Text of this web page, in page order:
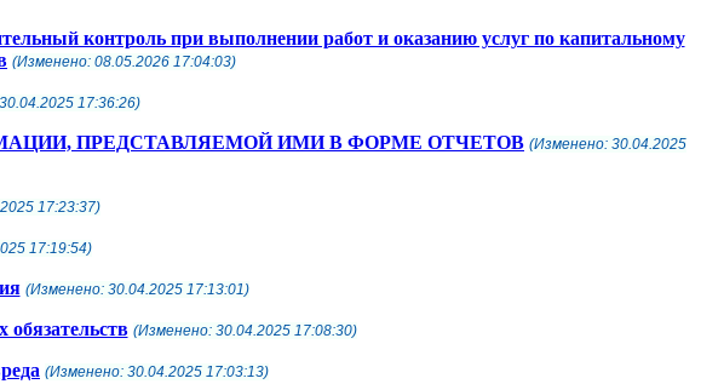
контроль при выполнении работ и оказанию услуг по капитальному
(Изменено: 08.05.2026 17:04:03)
17:36:26)
ПРЕДСТАВЛЯЕМОЙ ИМИ В ФОРМЕ ОТЧЕТОВ (Изменено: 30.04.2025
17:23:37)
17:19:54)
(Изменено: 30.04.2025 17:13:01)
(Изменено: 30.04.2025 17:08:30)
(Изменено: 30.04.2025 17:03:13)